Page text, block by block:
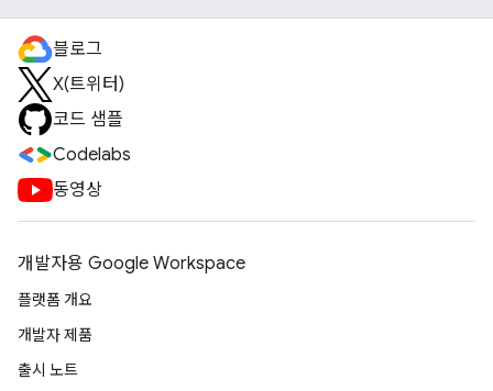
블로그
X(트위터)
코드 샘플
Codelabs
동영상
개발자용 Google Workspace
플랫폼 개요
개발자 제품
출시 노트